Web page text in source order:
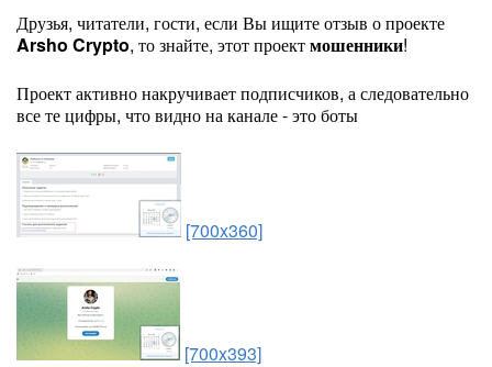
Друзья, читатели, гости, если Вы ищите отзыв о проекте
Arsho Crypto, то знайте, этот проектмошенники!
Проект активно накручивает подписчиков, а следовательно
все те цифры, что видно на канале - это боты
[700x360]
[700x393]